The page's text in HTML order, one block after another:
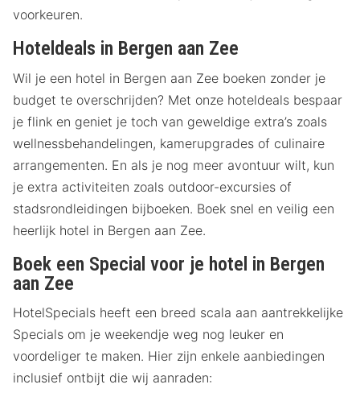
voorkeuren.
Hoteldeals in Bergen aan Zee
Wil je een hotel in Bergen aan Zee boeken zonder je
budget te overschrijden? Met onze hoteldeals bespaar
je flink en geniet je toch van geweldige extra’s zoals
wellnessbehandelingen, kamerupgrades of culinaire
arrangementen. En als je nog meer avontuur wilt, kun
je extra activiteiten zoals outdoor-excursies of
stadsrondleidingen bijboeken. Boek snel en veilig een
heerlijk hotel in Bergen aan Zee.
Boek een Special voor je hotel in Bergen
aan Zee
HotelSpecials heeft een breed scala aan aantrekkelijke
Specials om je weekendje weg nog leuker en
voordeliger te maken. Hier zijn enkele aanbiedingen
inclusief ontbijt die wij aanraden: